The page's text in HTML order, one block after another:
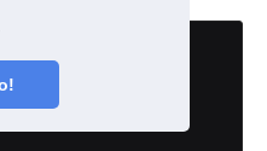
De Rondônia